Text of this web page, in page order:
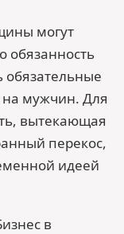
могут
обязанность
обязательные
мужчин. Для
вытекающая
перекос,
идеей
в